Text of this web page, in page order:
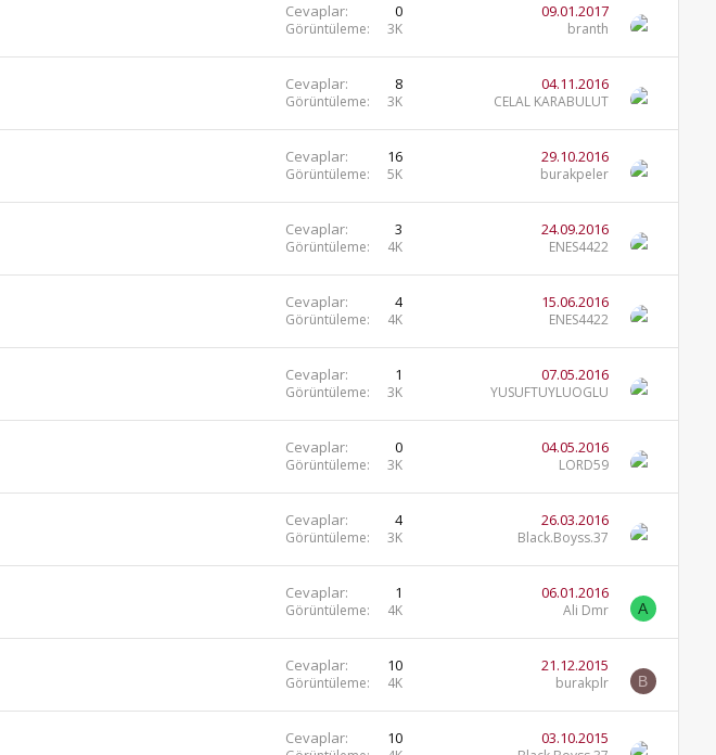
Cevaplar 0
Görüntüleme 3K
09.01.2017
branth
Cevaplar 8
Görüntüleme 3K
04.11.2016
CELAL KARABULUT
Cevaplar 16
Görüntüleme 5K
29.10.2016
burakpeler
Cevaplar 3
Görüntüleme 4K
24.09.2016
ENES4422
Cevaplar 4
Görüntüleme 4K
15.06.2016
ENES4422
Cevaplar 1
Görüntüleme 3K
07.05.2016
YUSUFTUYLUOGLU
Cevaplar 0
Görüntüleme 3K
04.05.2016
LORD59
Cevaplar 4
Görüntüleme 3K
26.03.2016
Black.Boyss.37
Cevaplar 1
Görüntüleme 4K
06.01.2016
Ali Dmr A
Cevaplar 10
Görüntüleme 4K
21.12.2015
burakplr B
Cevaplar 10 03.10.2015